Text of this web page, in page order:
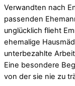
Verwandten nach
passenden
unglücklich flieht
ehemalige
unterbezahlte
Eine besondere
von der sie nie zu